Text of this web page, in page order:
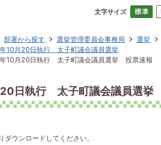
文字サイズ
部署から探す 選挙管理委員会事務局 選挙
10月20日執行 太子町議会議員選挙
10月20日執行 太子町議会議員選挙 投票速報
日執行 太子町議会議員選挙
ウンロードしてください。